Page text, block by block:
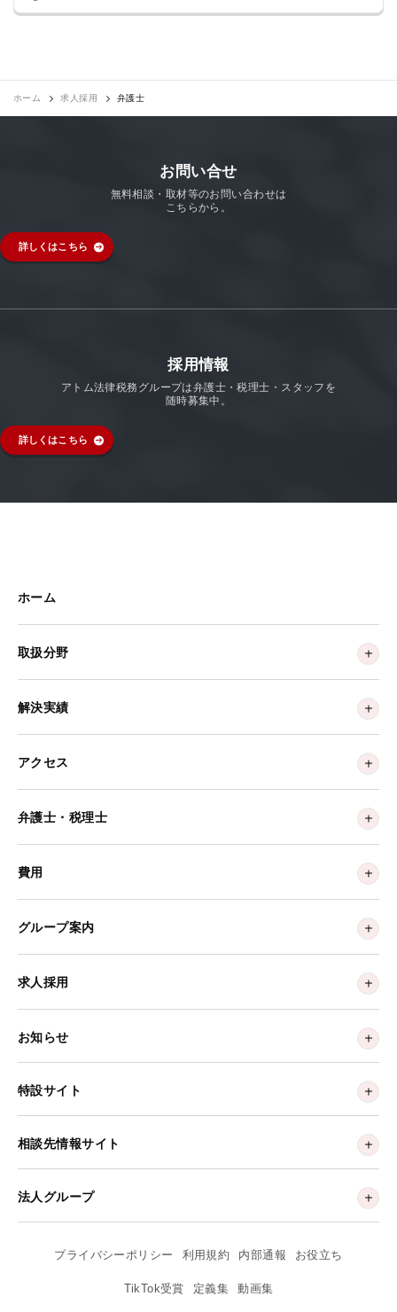
ホーム 求人採用 弁護士
お問い合せ
無料相談・取材等のお問い合わせは
こちらから。
詳しくはこちら
採用情報
アトム法律税務グループは弁護士・税理士・スタッフを
随時募集中。
詳しくはこちら
ホーム
取扱分野
解決実績
アクセス
弁護士・税理士
費用
グループ案内
求人採用
お知らせ
特設サイト
相談先情報サイト
法人グループ
プライバシーポリシー 利用規約 内部通報 お役立ち
TikTok受賞 定義集 動画集